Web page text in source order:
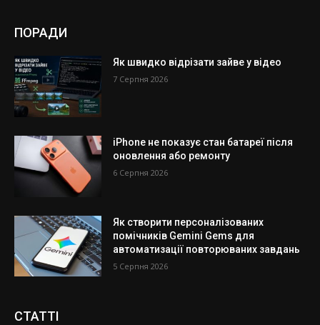
ПОРАДИ
Як швидко відрізати зайве у відео
7 Серпня 2026
iPhone не показує стан батареї після
оновлення або ремонту
6 Серпня 2026
Як створити персоналізованих
помічників Gemini Gems для
автоматизації повторюваних завдань
5 Серпня 2026
СТАТТІ